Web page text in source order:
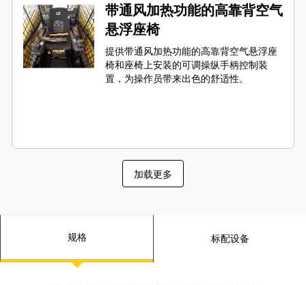
带通风加热功能的高靠背空气
悬浮座椅
提供带通风加热功能的高靠背空气悬浮座
椅和座椅上安装的可调操纵手柄控制装
置，为操作员带来出色的舒适性。
加载更多
规格 标配设备